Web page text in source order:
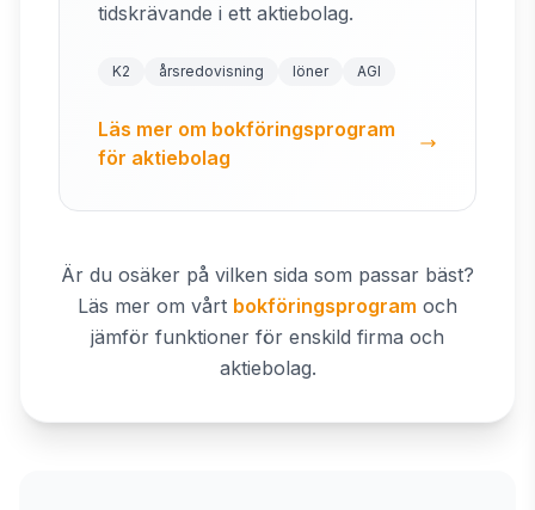
tidskrävande i ett aktiebolag.
K2 årsredovisning löner AGI
Läs mer om bokföringsprogram
för aktiebolag
Är du osäker på vilken sida som passar bäst?
Läs mer om vårt bokföringsprogram och
jämför funktioner för enskild firma och
aktiebolag.